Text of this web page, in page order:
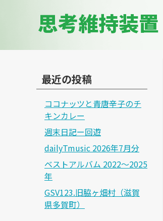
思考維持装置
最近の投稿
ココナッツと青唐辛子のチ
キンカレー
週末日記ー回遊
dailyTmusic 2026年7月分
ベストアルバム 2022～2025
年
GSV123.旧脇ヶ畑村（滋賀
県多賀町）